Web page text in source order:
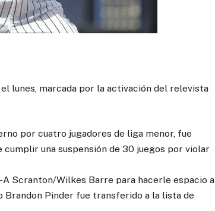
lunes, marcada por la activación del relevista
por cuatro jugadores de liga menor, fue
una suspensión de 30 juegos por violar
Scranton/Wilkes Barre para hacerle espacio a
Brandon Pinder fue transferido a la lista de